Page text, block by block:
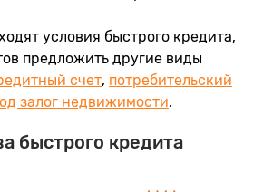
условия быстрого кредита,
предложить другие виды
счет, потребительский
залог недвижимости.
быстрого кредита